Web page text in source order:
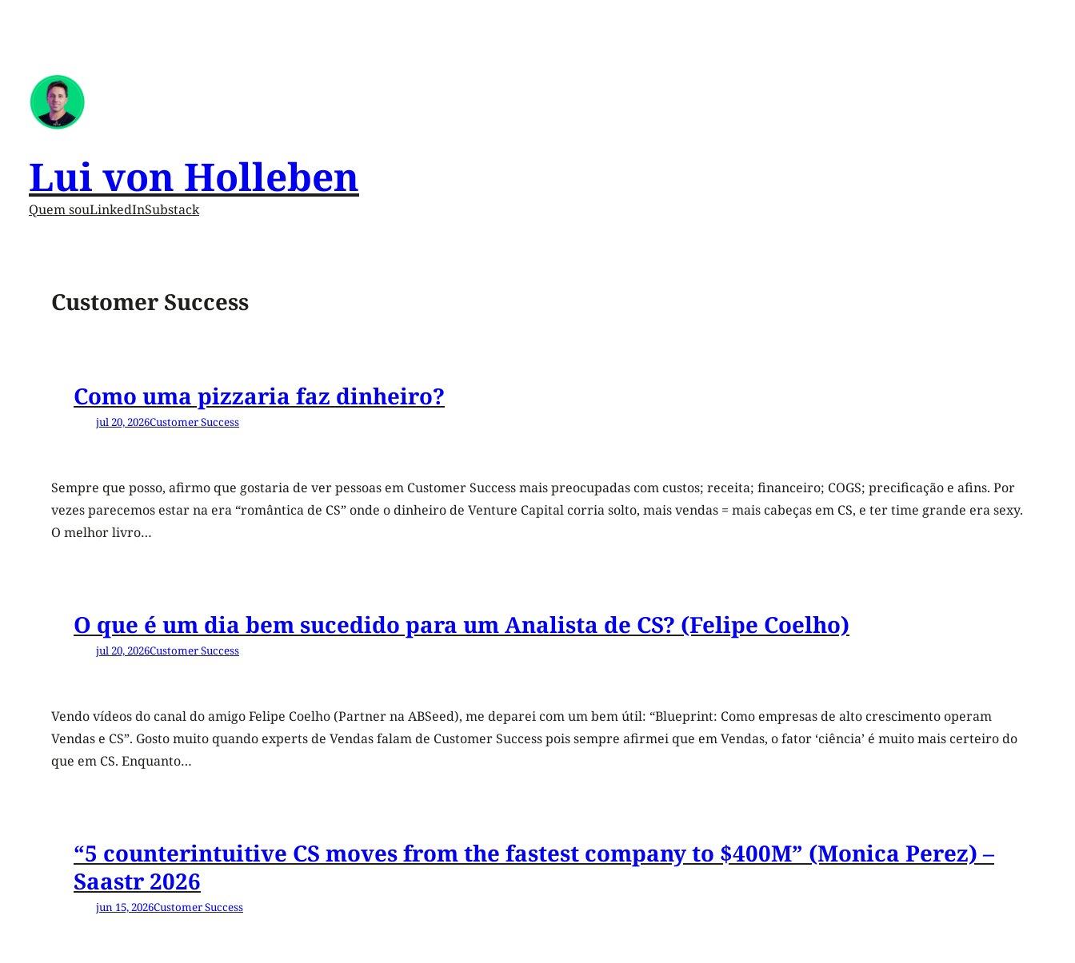
conteúdo
Lui von Holleben
Quem souLinkedInSubstack
Customer Success
Como uma pizzaria faz dinheiro?
jul 20, 2026Customer Success
Sempre que posso, afirmo que gostaria de ver pessoas em Customer Success mais preocupadas com custos; receita; financeiro; COGS; precificação e afins. Por
vezes parecemos estar na era “romântica de CS” onde o dinheiro de Venture Capital corria solto, mais vendas = mais cabeças em CS, e ter time grande era sexy.
O melhor livro…
O que é um dia bem sucedido para um Analista de CS? (Felipe Coelho)
jul 20, 2026Customer Success
Vendo vídeos do canal do amigo Felipe Coelho (Partner na ABSeed), me deparei com um bem útil: “Blueprint: Como empresas de alto crescimento operam
Vendas e CS”. Gosto muito quando experts de Vendas falam de Customer Success pois sempre afirmei que em Vendas, o fator ‘ciência’ é muito mais certeiro do
que em CS. Enquanto…
“5 counterintuitive CS moves from the fastest company to $400M” (Monica Perez) –
Saastr 2026
jun 15, 2026Customer Success